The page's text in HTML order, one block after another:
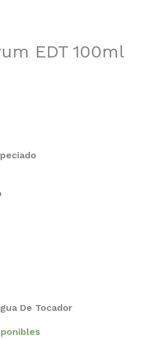
EDT 100ml
De Tocador